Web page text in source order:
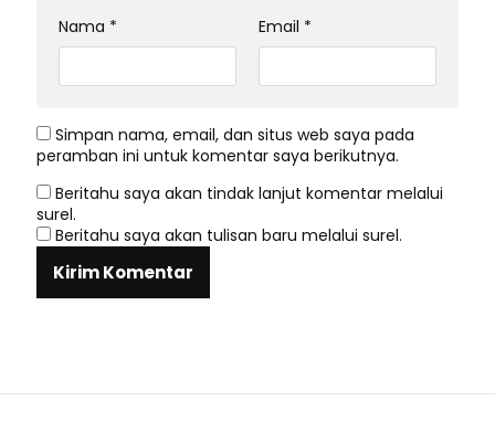
Nama * Email *
Simpan nama, email, dan situs web saya pada
peramban ini untuk komentar saya berikutnya.
Beritahu saya akan tindak lanjut komentar melalui
surel.
Beritahu saya akan tulisan baru melalui surel.